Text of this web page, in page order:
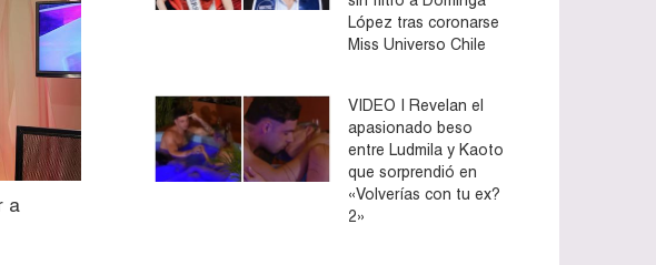
a
López tras coronarse
Miss Universo Chile
VIDEO | Revelan el
apasionado beso
entre Ludmila y Kaoto
que sorprendió en
«Volverías con tu ex?
2»